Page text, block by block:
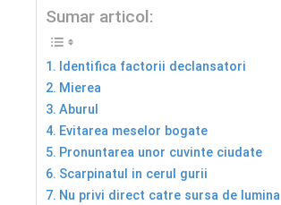
Sumar articol:
Identifica factorii declansatori
Mierea
Aburul
Evitarea meselor bogate
Pronuntarea unor cuvinte ciudate
Scarpinatul in cerul gurii
Nu privi direct catre sursa de lumina